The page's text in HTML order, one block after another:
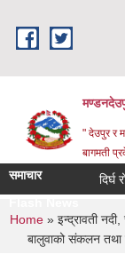
" देउपुर र
बागमती
समाचार दिर्घ
You are
Home » इन्द्रावती
बालुवाको संकलन तथा